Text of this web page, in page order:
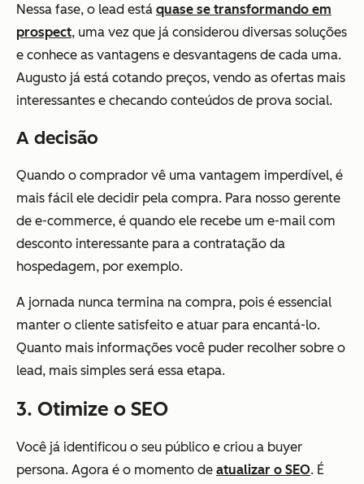
Nessa fase, o lead está quase se transformando em
prospect, uma vez que já considerou diversas soluções
e conhece as vantagens e desvantagens de cada uma.
Augusto já está cotando preços, vendo as ofertas mais
interessantes e checando conteúdos de prova social.
A decisão
Quando o comprador vê uma vantagem imperdível, é
mais fácil ele decidir pela compra. Para nosso gerente
de e-commerce, é quando ele recebe um e-mail com
desconto interessante para a contratação da
hospedagem, por exemplo.
A jornada nunca termina na compra, pois é essencial
manter o cliente satisfeito e atuar para encantá-lo.
Quanto mais informações você puder recolher sobre o
lead, mais simples será essa etapa.
3. Otimize o SEO
Você já identificou o seu público e criou a buyer
persona. Agora é o momento de atualizar o SEO. É